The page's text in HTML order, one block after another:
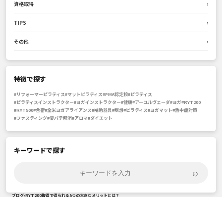
資格取得 ›
TIPS ›
その他 ›
特徴で探す
#リフォーマーピラティス#マットピラティス#PMA認定校#ピラティス
#ピラティスインストラクター#ヨガインストラクター#健康#アーユルヴェーダ#ヨガ#RYT200
#RYT500#合宿#全米ヨガアライアンス#補助器具#瞑想#ピラティス#ヨガマット#熱中症対策
#ファスティング#夏バテ解消#アロマ#ダイエット
キーワードで探す
⌕
ブログ›RYT200取得で得られる5つの大きなメリットとは？